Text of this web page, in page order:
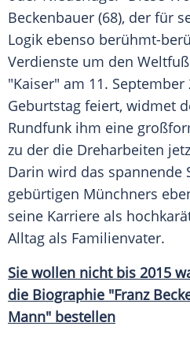
Beckenbauer (68), der für
Logik ebenso berühmt-
Verdienste um den
"Kaiser" am 11. September
Geburtstag feiert, widmet
Rundfunk ihm eine
zu der die Dreharbeiten
Darin wird das spannende
gebürtigen Münchners
seine Karriere als
Alltag als Familienvater.
Sie wollen nicht bis 2015
die Biographie "Franz
Mann" bestellen